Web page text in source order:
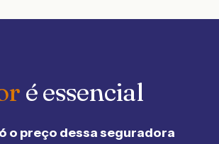
é essencial
o preço dessa seguradora